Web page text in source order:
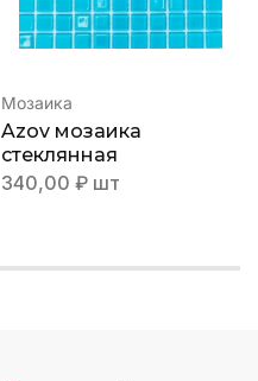
Мозаика
Azov мозаика
стеклянная
340,00 ₽ шт